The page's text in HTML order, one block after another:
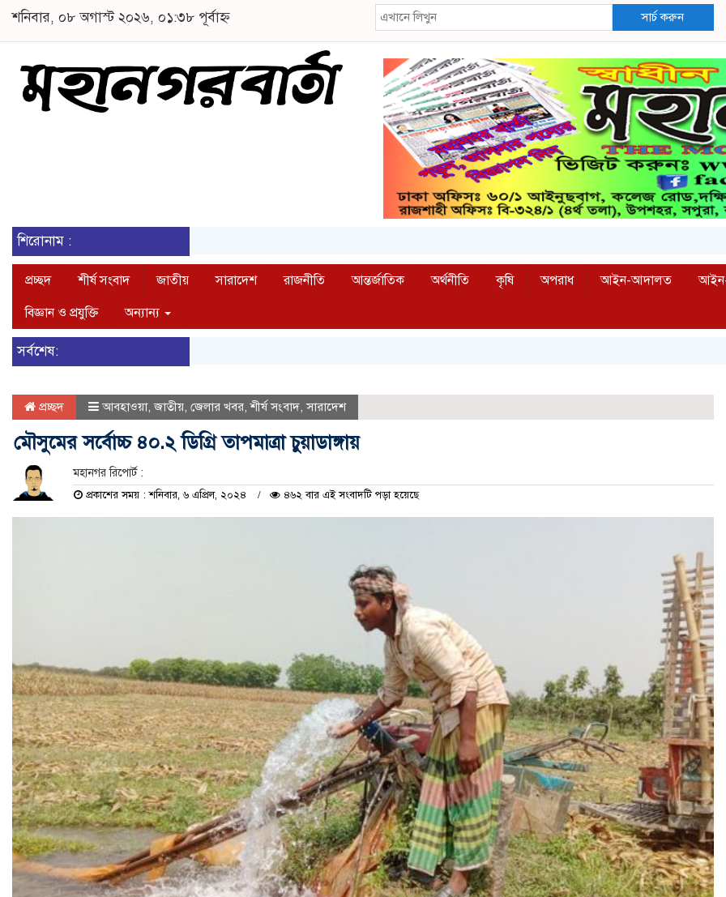
শনিবার, ০৮ অগাস্ট ২০২৬, ০১:৩৮ পূর্বাহ্ন সার্চ করুন
শিরোনাম :
প্রচ্ছদ শীর্ষ সংবাদ জাতীয় সারাদেশ রাজনীতি আন্তর্জাতিক অর্থনীতি কৃষি অপরাধ আইন-আদালত
বিজ্ঞান ও প্রযুক্তি
অন্যান্য
সর্বশেষ:
প্রচ্ছদ আবহাওয়া,জাতীয়, জেলার খবর,শীর্ষ সংবাদ,সারাদেশ
মৌসুমের সর্বোচ্চ ৪০.২ ডিগ্রি তাপমাত্রা চুয়াডাঙ্গায়
মহানগর রিপোর্ট :
প্রকাশের সময় : শনিবার, ৬ এপ্রিল, ২০২৪ ৪৬২ বার এই সংবাদটি পড়া হয়েছে